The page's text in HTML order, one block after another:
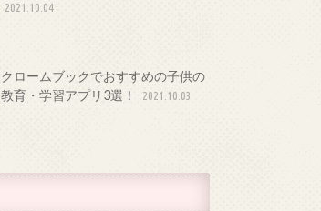
2021.10.04
クロームブックでおすすめの子供の
教育・学習アプリ3選！
2021.10.03